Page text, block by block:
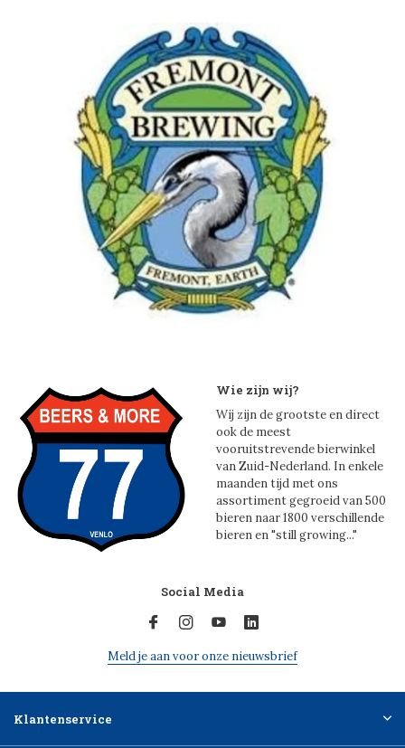
Wie zijn wij?
Wij zijn de grootste en direct
ook de meest
vooruitstrevende bierwinkel
van Zuid-Nederland. In enkele
maanden tijd met ons
assortiment gegroeid van 500
bieren naar 1800 verschillende
bieren en "still growing..."
Social Media
Meld je aan voor onze nieuwsbrief
Klantenservice